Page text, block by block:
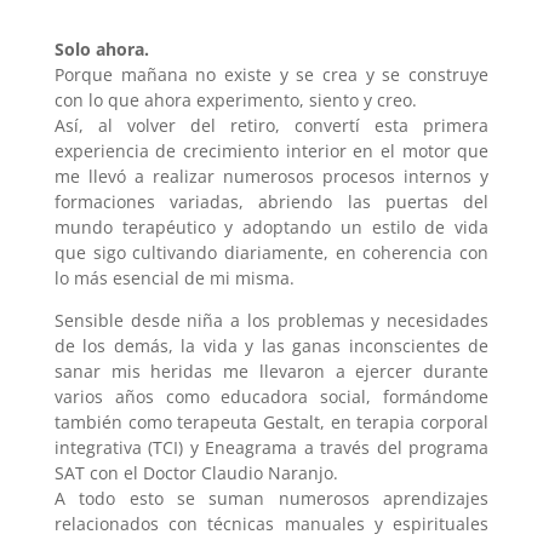
Solo ahora.
Porque mañana no existe y se crea y se construye
con lo que ahora experimento, siento y creo.
Así, al volver del retiro, convertí esta primera
experiencia de crecimiento interior en el motor que
me llevó a realizar numerosos procesos internos y
formaciones variadas, abriendo las puertas del
mundo terapéutico y adoptando un estilo de vida
que sigo cultivando diariamente, en coherencia con
lo más esencial de mi misma.
Sensible desde niña a los problemas y necesidades
de los demás, la vida y las ganas inconscientes de
sanar mis heridas me llevaron a ejercer durante
varios años como educadora social, formándome
también como terapeuta Gestalt, en terapia corporal
integrativa (TCI) y Eneagrama a través del programa
SAT con el Doctor Claudio Naranjo.
A todo esto se suman numerosos aprendizajes
relacionados con técnicas manuales y espirituales